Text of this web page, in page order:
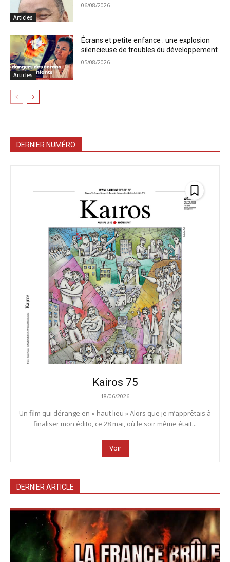
Articles
06/08/2026
Articles
Écrans et petite enfance : une explosion
silencieuse de troubles du développement
05/08/2026
DERNIER NUMÉRO
Kairos 75
18/06/2026
Un film qui dérange en « haut lieu » Alors que je m’apprêtais à
finaliser mon édito, ce 28 mai, où le soir même était...
Voir
DERNIER ARTICLE